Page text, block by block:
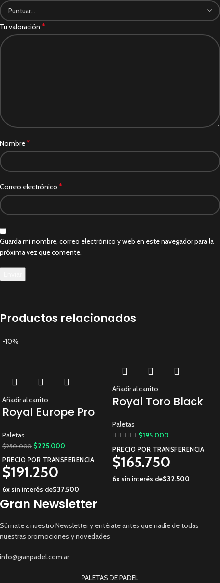
Tu valoración *
Nombre*
Correo electrónico *
Guarda mi nombre, correo electrónico y web en este navegador para la
próxima vez que comente.
Productos relacionados
-10%
Añadir al carrito
Royal Europe Pro
Paletas
$250.000 $225.000
PRECIO POR TRANSFERENCIA
$191.250
6x sin interés de$37.500
Añadir al carrito
Royal Toro Black
Paletas
$195.000
PRECIO POR TRANSFERENCIA
$165.750
6x sin interés de$32.500
Gran Newsletter
Súmate a nuestro Newsletter y entérate antes que nadie de todas
nuestras promociones y novedades
info@granpadel.com.ar
PALETAS DE PADEL